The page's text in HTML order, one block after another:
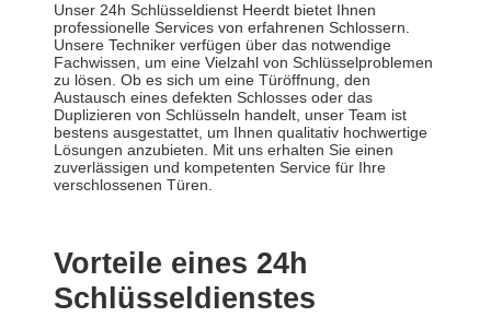
Unser 24h Schlüsseldienst Heerdt bietet Ihnen
professionelle Services von erfahrenen Schlossern.
Unsere Techniker verfügen über das notwendige
Fachwissen, um eine Vielzahl von Schlüsselproblemen
zu lösen. Ob es sich um eine Türöffnung, den
Austausch eines defekten Schlosses oder das
Duplizieren von Schlüsseln handelt, unser Team ist
bestens ausgestattet, um Ihnen qualitativ hochwertige
Lösungen anzubieten. Mit uns erhalten Sie einen
zuverlässigen und kompetenten Service für Ihre
verschlossenen Türen.
Vorteile eines 24h
Schlüsseldienstes